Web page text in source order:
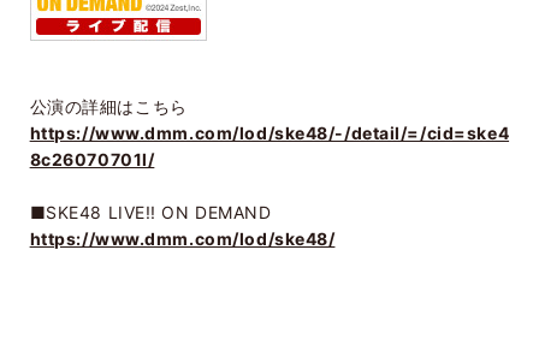
公演の詳細はこちら
https://www.dmm.com/lod/ske48/-/detail/=/cid=ske4
8c26070701l/
■SKE48 LIVE!! ON DEMAND
https://www.dmm.com/lod/ske48/